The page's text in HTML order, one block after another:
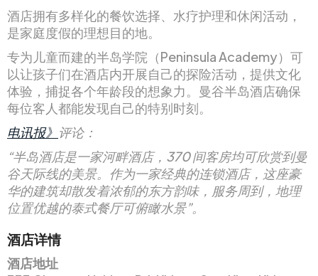
酒店拥有多样化的餐饮选择、水疗护理和休闲活动，
是家庭度假的理想目的地。
专为儿童而建的半岛学院（Peninsula Academy）可
以让孩子们在酒店内开展自己的探险活动，提供文化
体验，捕捉各个年龄段的想象力。曼谷半岛酒店确保
每位客人都能发现自己的特别时刻。
电讯报》 评论：
“半岛酒店是一家河畔酒店，370 间客房均可欣赏到曼
谷天际线的美景。作为一家经典的连锁酒店，这座豪
华的建筑却散发着浓郁的东方韵味，服务周到，地理
位置优越的泰式餐厅可俯瞰水景”。
酒店详情
酒店地址